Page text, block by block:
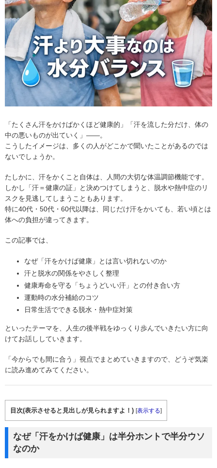
「たくさん汗をかけばかくほど健康的」「汗を流した分だけ、体の
中の悪いものが出ていく」――。
こうしたイメージは、多くの人がどこかで聞いたことがあるのでは
ないでしょうか。
たしかに、汗をかくこと自体は、人間の大切な体温調節機能です。
しかし「汗＝健康の証」と決めつけてしまうと、脱水や熱中症のリ
スクを見逃してしまうこともあります。
特に40代・50代・60代以降は、同じだけ汗をかいても、若い頃とは
体への負担が違ってきます。
この記事では、
なぜ「汗をかけば健康」とは言い切れないのか
汗と脱水の関係をやさしく整理
健康寿命を守る「ちょうどいい汗」との付き合い方
運動時の水分補給のコツ
日常生活でできる脱水・熱中症対策
といったテーマを、人生の後半戦をゆっくり歩んでいきたい方に向
けてお話ししていきます。
「今からでも間に合う」視点でまとめていきますので、どうぞ気楽
に読み進めてみてください。
目次(表示させると見出しが見られますよ！) [表示する]
なぜ「汗をかけば健康」は半分ホントで半分ウソ
なのか